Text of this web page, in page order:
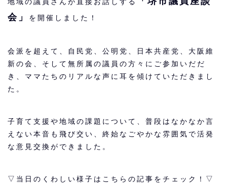
会」
を開催しました！
会派を超えて、自民党、公明党、日本共産党、大阪維
新の会、そして無所属の議員の方々にご参加いだだ
き、ママたちのリアルな声に耳を傾けていただきまし
た。
子育て支援や地域の課題について、普段はなかなか言
えない本音も飛び交い、終始なごやかな雰囲気で活発
な意見交換ができました。
▽当日のくわしい様子はこちらの記事をチェック！▽